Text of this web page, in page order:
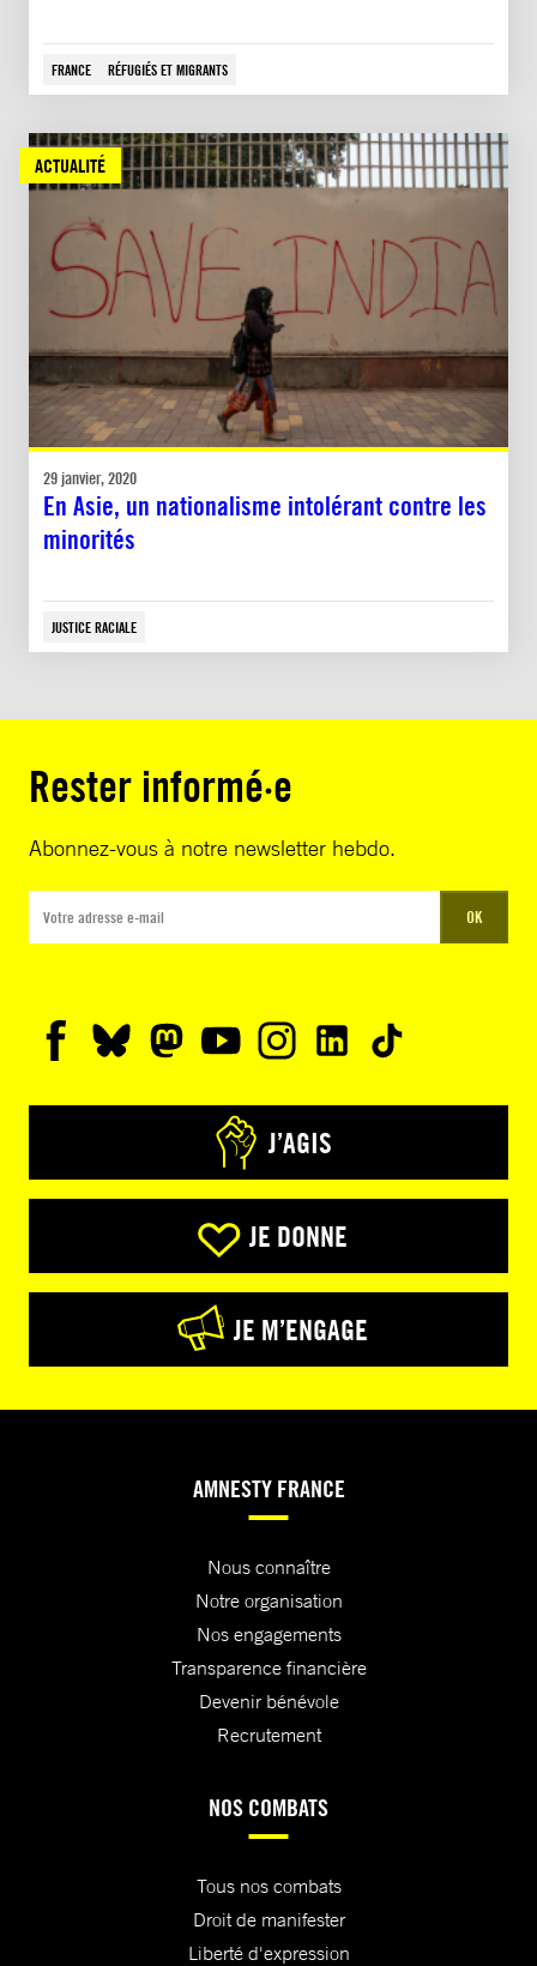
FRANCE RÉFUGIÉS ET MIGRANTS
ACTUALITÉ
29 janvier, 2020
En Asie, un nationalisme intolérant contre les
minorités
JUSTICE RACIALE
Rester informé·e
Abonnez-vous à notre newsletter hebdo.
OK
J’AGIS
JE DONNE
JE M’ENGAGE
AMNESTY FRANCE
Nous connaître
Notre organisation
Nos engagements
Transparence financière
Devenir bénévole
Recrutement
NOS COMBATS
Tous nos combats
Droit de manifester
Liberté d'expression